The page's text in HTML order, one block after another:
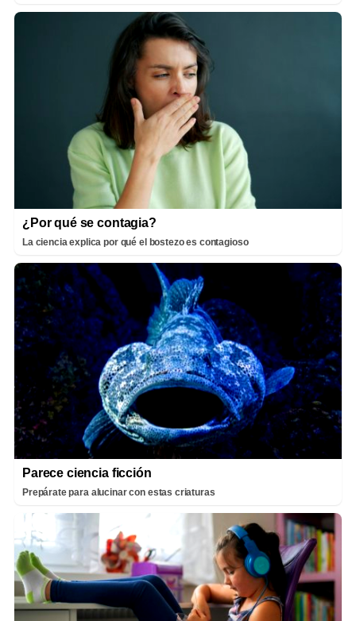
¿Por qué se contagia?
La ciencia explica por qué el bostezo es contagioso
Parece ciencia ficción
Prepárate para alucinar con estas criaturas